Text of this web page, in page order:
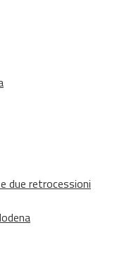
due retrocessioni